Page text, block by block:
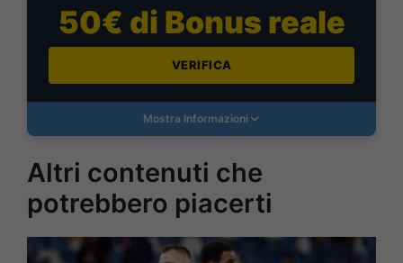
50€ di Bonus reale
VERIFICA
Mostra Informazioni
Altri contenuti che
potrebbero piacerti